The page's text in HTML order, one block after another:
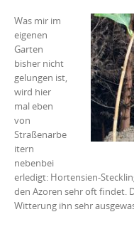
Was mir im
eigenen
Garten
bisher nicht
gelungen ist,
wird hier
mal eben
von
Straßenarbe
itern
nebenbei
erledigt: Hortensien-
den Azoren sehr oft findet.
Witterung ihn sehr